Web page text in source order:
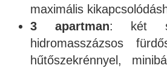
maximális
3 apartman: két
hidromasszázsos
hűtőszekrénnyel,